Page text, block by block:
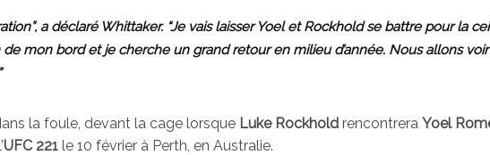
a déclaré Whittaker. “Je vais laisser Yoel et Rockhold se battre pour la
mon bord et je cherche un grand retour en milieu d’année. Nous allons voir
la foule, devant la cage lorsque Luke Rockhold rencontrera Yoel
UFC 221 le 10 février à Perth, en Australie.